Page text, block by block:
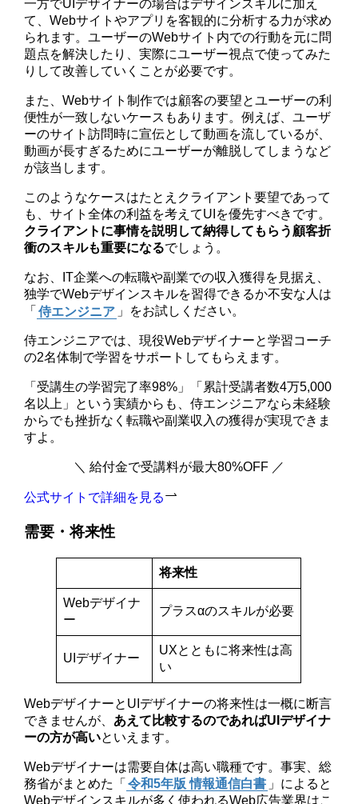
一方でUIデザイナーの場合はデザインスキルに加え
て、Webサイトやアプリを客観的に分析する力が求め
られます。ユーザーのWebサイト内での行動を元に問
題点を解決したり、実際にユーザー視点で使ってみた
りして改善していくことが必要です。
また、Webサイト制作では顧客の要望とユーザーの利
便性が一致しないケースもあります。例えば、ユーザ
ーのサイト訪問時に宣伝として動画を流しているが、
動画が長すぎるためにユーザーが離脱してしまうなど
が該当します。
このようなケースはたとえクライアント要望であって
も、サイト全体の利益を考えてUIを優先すべきです。
クライアントに事情を説明して納得してもらう顧客折
衝のスキルも重要になるでしょう。
なお、IT企業への転職や副業での収入獲得を見据え、
独学でWebデザインスキルを習得できるか不安な人は
「 侍エンジニア 」をお試しください。
侍エンジニアでは、現役Webデザイナーと学習コーチ
の2名体制で学習をサポートしてもらえます。
「受講生の学習完了率98%」「累計受講者数4万5,000
名以上」という実績からも、侍エンジニアなら未経験
からでも挫折なく転職や副業収入の獲得が実現できま
すよ。
＼ 給付金で受講料が最大80%OFF ／
公式サイトで詳細を見る
需要・将来性
将来性
Webデザイナ
ー
プラスαのスキルが必要
UIデザイナー
UXとともに将来性は高
い
WebデザイナーとUIデザイナーの将来性は一概に断言
できませんが、 あえて比較するのであればUIデザイナ
ーの方が高いといえます。
Webデザイナーは需要自体は高い職種です。事実、総
務省がまとめた「 令和5年版 情報通信白書 」によると
Webデザインスキルが多く使われるWeb広告業界はこ